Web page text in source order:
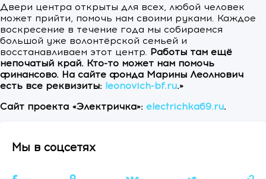
Двери центра открыты для всех, любой человек
может прийти, помочь нам своими руками. Каждое
воскресение в течение года мы собираемся
большой уже волонтёрской семьей и
восстанавливаем этот центр. Работы там ещё
непочатый край. Кто-то может нам помочь
финансово. На сайте фонда Марины Леолнович
есть все реквизиты: leonovich-bf.ru.»
Сайт проекта «Электричка»: electrichka69.ru.
Мы в соцсетях